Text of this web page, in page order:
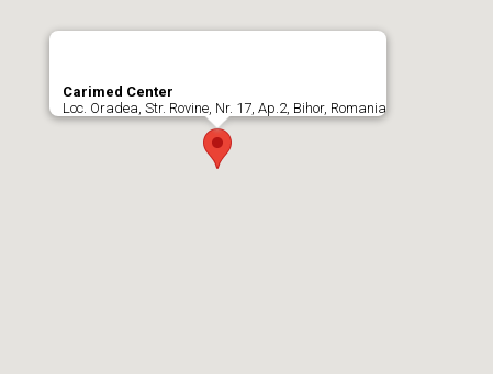
Carimed Center
Loc. Oradea, Str. Rovine, Nr. 17, Ap.2, Bihor, Romania